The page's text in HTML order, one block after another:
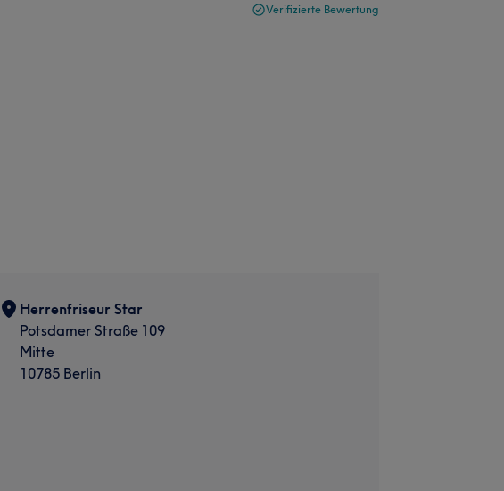
Verifizierte Bewertung
Herrenfriseur Star
Potsdamer Straße 109
Mitte
10785 Berlin